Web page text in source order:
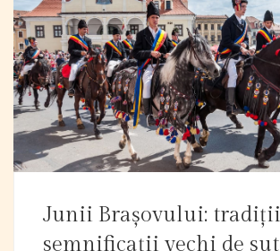
Junii Brașovului:
semnificații vechi de